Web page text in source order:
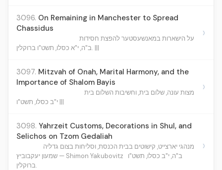
3096. On Remaining in Manchester to Spread
Chassidus
על הישארות במאנשעסטער להפצת חסידות
ב"ה, י"א כסלו, תשט"ו ברוקלין. |||
›
3097. Mitzvah of Onah, Marital Harmony, and the
Importance of Shalom Bayis
מצות עונה, שלום בית, וחשיבות השלום בית
י"ב כסלו, תשט"ו |||
›
3098. Yahrzeit Customs, Decorations in Shul, and
Selichos on Tzom Gedaliah
מנהגי יארצייט, קישוטים בבית הכנסת, וסליחות בצום גדליה
שמעון יעקבוביץ — Shimon Yakubovitz
ב"ה, י"ב כסלו, תשט"ו
ברוקלין.
›